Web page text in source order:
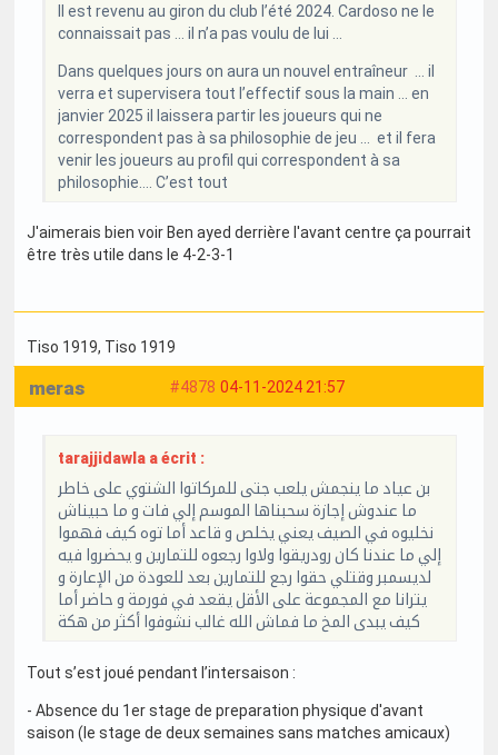
Il est revenu au giron du club l’été 2024. Cardoso ne le
connaissait pas … il n’a pas voulu de lui …
Dans quelques jours on aura un nouvel entraîneur … il
verra et supervisera tout l’effectif sous la main … en
janvier 2025 il laissera partir les joueurs qui ne
correspondent pas à sa philosophie de jeu … et il fera
venir les joueurs au profil qui correspondent à sa
philosophie…. C’est tout
J'aimerais bien voir Ben ayed derrière l'avant centre ça pourrait
être très utile dans le 4-2-3-1
Tiso 1919, Tiso 1919
#4878 04-11-2024 21:57
meras
tarajjidawla a écrit :
بن عياد ما ينجمش يلعب جتى للمركاتوا الشتوي على خاطر
ما عندوش إجازة سحبناها الموسم إلي فات و ما حبيناش
نخليوه في الصيف يعني يخلص و قاعد أما توه كيف فهموا
إلي ما عندنا كان رودريقوا ولاوا رجعوه للتمارين و يحضروا فيه
لديسمبر وقتلي حقوا رجع للتمارين بعد للعودة من الإعارة و
يترانا مع المجموعة على الأقل يقعد في فورمة و حاضر أما
كيف يبدى المخ ما فماش الله غالب نشوفوا أكثر من هكة
Tout s’est joué pendant l’intersaison :
- Absence du 1er stage de preparation physique d'avant
saison (le stage de deux semaines sans matches amicaux)